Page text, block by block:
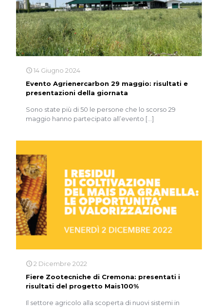
14 Giugno 2024
Evento Agrienercarbon 29 maggio: risultati e
presentazioni della giornata
Sono state più di 50 le persone che lo scorso 29
maggio hanno partecipato all’evento […]
2 Dicembre 2022
Fiere Zootecniche di Cremona: presentati i
risultati del progetto Mais100%
Il settore agricolo alla scoperta di nuovi sistemi in